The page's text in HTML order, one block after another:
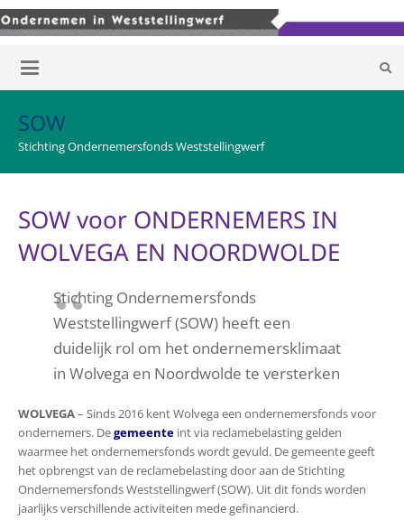
SOW
Stichting Ondernemersfonds Weststellingwerf
SOW voor ONDERNEMERS IN
WOLVEGA EN NOORDWOLDE
Stichting Ondernemersfonds
Weststellingwerf (SOW) heeft een
duidelijk rol om het ondernemersklimaat
in Wolvega en Noordwolde te versterken
WOLVEGA– Sinds 2016 kent Wolvega een ondernemersfonds voor
ondernemers. Degemeenteint via reclamebelasting gelden
waarmee het ondernemersfonds wordt gevuld. De gemeente geeft
het opbrengst van de reclamebelasting door aan de Stichting
Ondernemersfonds Weststellingwerf (SOW). Uit dit fonds worden
jaarlijks verschillende activiteiten mede gefinancierd.